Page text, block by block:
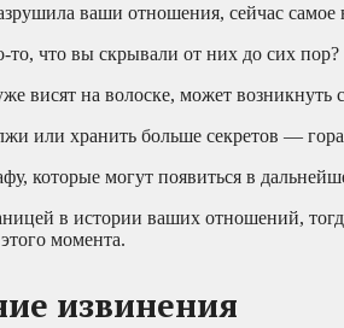
ваши отношения, сейчас самое
то, что вы скрывали от них до сих пор?
висят на волоске, может возникнуть
или хранить больше секретов —
которые могут появиться в
в истории ваших отношений,
момента.
извинения